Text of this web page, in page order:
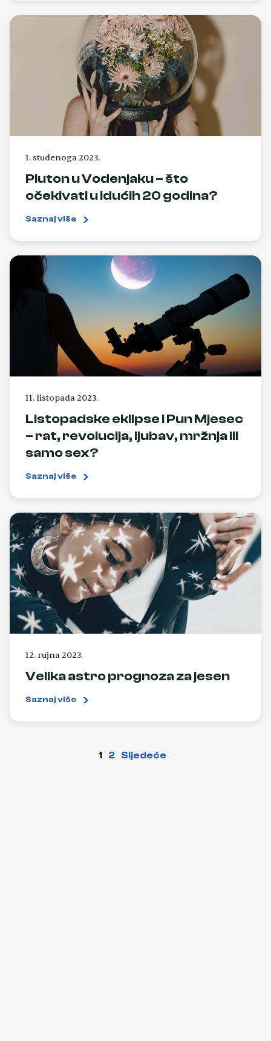
1. studenoga 2023.
Pluton u Vodenjaku – što
očekivati u idućih 20 godina?
Saznaj više
11. listopada 2023.
Listopadske eklipse i Pun Mjesec
– rat, revolucija, ljubav, mržnja ili
samo sex?
Saznaj više
12. rujna 2023.
Velika astro prognoza za jesen
Saznaj više
1 2 Sljedeće